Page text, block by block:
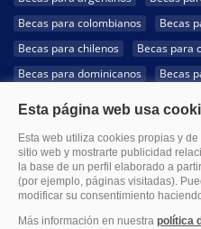
Becas para colombianos
Becas
Becas para chilenos
Becas para
Becas para dominicanos
Becas
Becas para hondureños
Becas
Becas para uruguayos
Becas